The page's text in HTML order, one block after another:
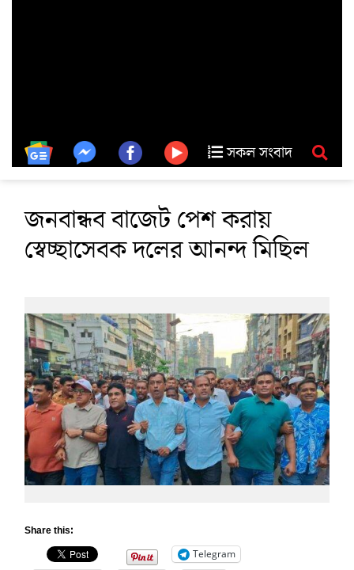
সকল সংবাদ
জনবান্ধব বাজেট পেশ করায়
স্বেচ্ছাসেবক দলের আনন্দ মিছিল
Share this:
Telegram